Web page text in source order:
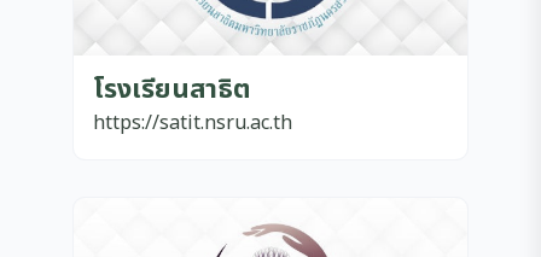
โรงเรียนสาธิต
https://satit.nsru.ac.th